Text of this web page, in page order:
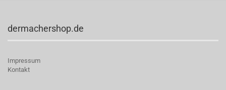
dermachershop.de
Impressum
Kontakt